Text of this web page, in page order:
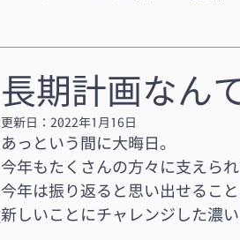
長期計画なん
更新日： 2022年1月16日
あっという間に大晦日。
今年もたくさんの方々に支えら
今年は振り返ると思い出せるこ
新しいことにチャレンジした濃